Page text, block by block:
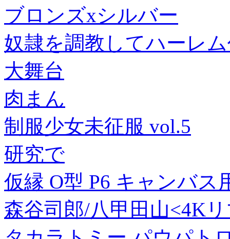
ブロンズxシルバー
奴隷を調教してハーレ
大舞台
肉まん
制服少女未征服 vol.5
研究で
仮縁 O型 P6 キャンバス
森谷司郎/八甲田山<4K